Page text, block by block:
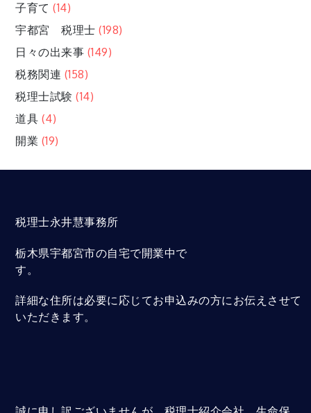
子育て (14)
宇都宮 税理士 (198)
日々の出来事 (149)
税務関連 (158)
税理士試験 (14)
道具 (4)
開業 (19)
税理士永井慧事務所
栃木県宇都宮市の自宅で開業中で
す。
詳細な住所は必要に応じてお申込みの方にお伝えさせて
いただきます。